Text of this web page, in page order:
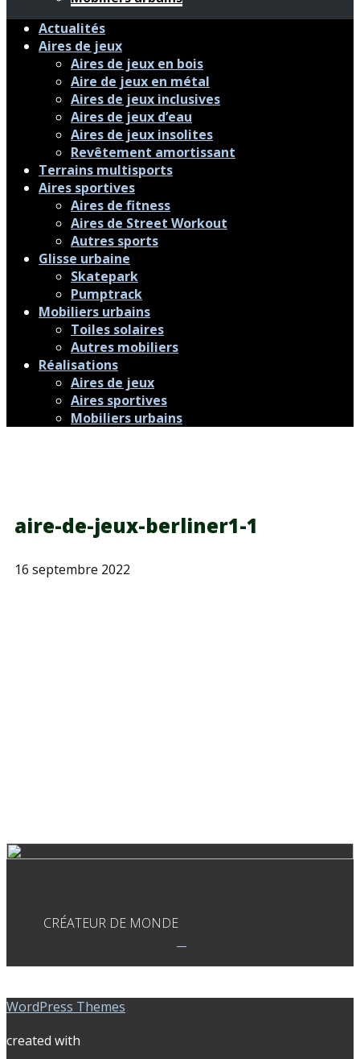
Actualités
Aires de jeux
Aires de jeux en bois
Aire de jeux en métal
Aires de jeux inclusives
Aires de jeux d’eau
Aires de jeux insolites
Revêtement amortissant
Terrains multisports
Aires sportives
Aires de fitness
Aires de Street Workout
Autres sports
Glisse urbaine
Skatepark
Pumptrack
Mobiliers urbains
Toiles solaires
Autres mobiliers
Réalisations
Aires de jeux
Aires sportives
Mobiliers urbains
aire-de-jeux-berliner1-1
16 septembre 2022
CRÉATEUR DE MONDE
WordPress Themes
created with